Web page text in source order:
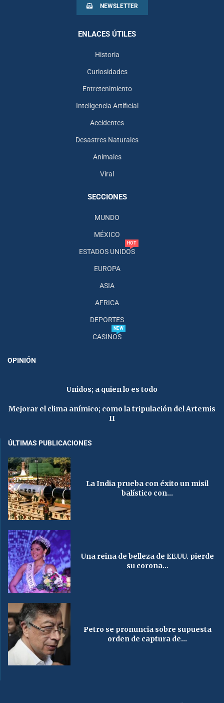
NEWSLETTER
ENLACES ÚTILES
Historia
Curiosidades
Entretenimiento
Inteligencia Artificial
Accidentes
Desastres Naturales
Animales
Viral
SECCIONES
MUNDO
MÉXICO
ESTADOS UNIDOS
HOT
EUROPA
ASIA
AFRICA
DEPORTES
CASINOS
NEW
OPINIÓN
Unidos; a quien lo es todo
Mejorar el clima anímico; como la tripulación del Artemis
II
ÚLTIMAS PUBLICACIONES
La India prueba con éxito un misil
balístico con...
Una reina de belleza de EE.UU. pierde
su corona...
Petro se pronuncia sobre supuesta
orden de captura de...